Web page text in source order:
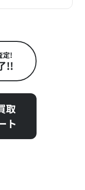
定!
!!
取
ト